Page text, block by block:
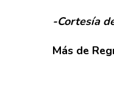
-Cortesía
Más de